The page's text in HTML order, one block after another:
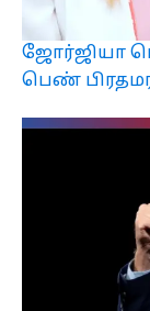
ஜோர்ஜியா
பெண்